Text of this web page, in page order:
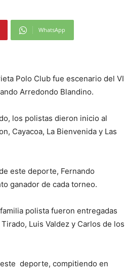
WhatsApp
Polo Club fue escenario del VI
Arredondo Blandino.
los polistas dieron inicio al
Cayacoa, La Bienvenida y Las
este deporte, Fernando
ganador de cada torneo.
polista fueron entregadas
Luis Valdez y Carlos de los
deporte, compitiendo en